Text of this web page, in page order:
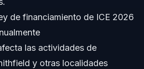
del Abogado
de financiamiento de ICE 2026
las actividades de
y otras localidades